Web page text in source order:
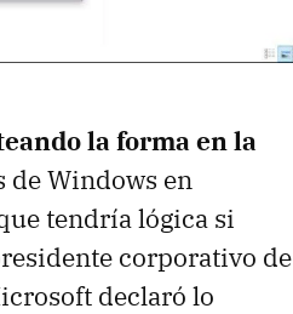
la forma en la
de Windows en
tendría lógica si
corporativo de
declaró lo